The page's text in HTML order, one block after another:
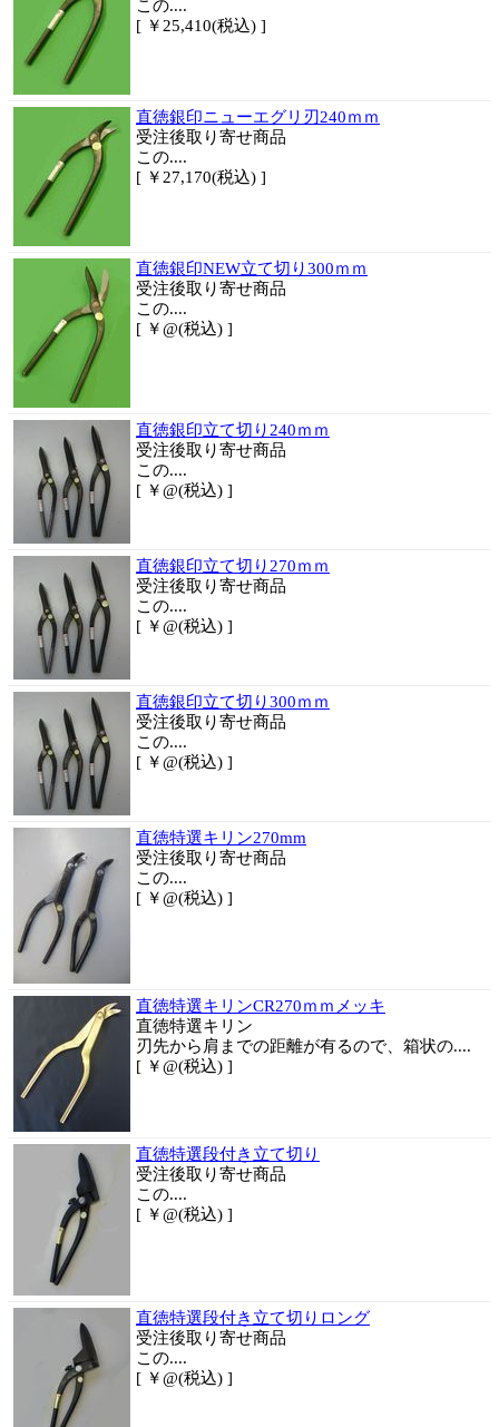
この....
[ ￥25,410(税込) ]
直徳銀印ニューエグリ刃240ｍｍ
受注後取り寄せ商品
この....
[ ￥27,170(税込) ]
直徳銀印NEW立て切り300ｍｍ
受注後取り寄せ商品
この....
[ ￥@(税込) ]
直徳銀印立て切り240ｍｍ
受注後取り寄せ商品
この....
[ ￥@(税込) ]
直徳銀印立て切り270ｍｍ
受注後取り寄せ商品
この....
[ ￥@(税込) ]
直徳銀印立て切り300ｍｍ
受注後取り寄せ商品
この....
[ ￥@(税込) ]
直徳特選キリン270mm
受注後取り寄せ商品
この....
[ ￥@(税込) ]
直徳特選キリンCR270ｍｍメッキ
直徳特選キリン
刃先から肩までの距離が有るので、箱状の....
[ ￥@(税込) ]
直徳特選段付き立て切り
受注後取り寄せ商品
この....
[ ￥@(税込) ]
直徳特選段付き立て切りロング
受注後取り寄せ商品
この....
[ ￥@(税込) ]